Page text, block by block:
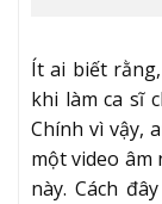
Ít ai biết
khi làm ca sĩ
Chính vì vậy,
một video âm
này. Cách